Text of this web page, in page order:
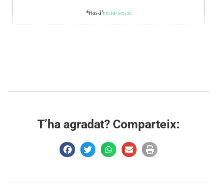
*Has d’iniciar sessió.
T’ha agradat? Comparteix: